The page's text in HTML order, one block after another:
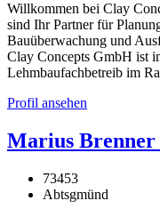
Willkommen bei Clay
sind Ihr Partner für
Bauüberwachung und
Clay Concepts GmbH ist
Lehmbaufachbetreib im
Profil ansehen
Marius Brenner
73453
Abtsgmünd